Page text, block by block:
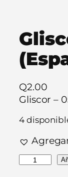
Q2.00
Gliscor –
4